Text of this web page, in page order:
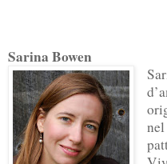
Sarina Bowen